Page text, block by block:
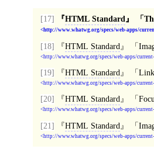
[17] HTML Standard
http://www.whatwg.org/specs/web-apps/
[18] HTML Standard
http://www.whatwg.org/specs/web-apps/
[19] HTML Standard
http://www.whatwg.org/specs/web-apps/
[20] HTML Standard
http://www.whatwg.org/specs/web-apps/
[21] HTML Standard
http://www.whatwg.org/specs/web-apps/